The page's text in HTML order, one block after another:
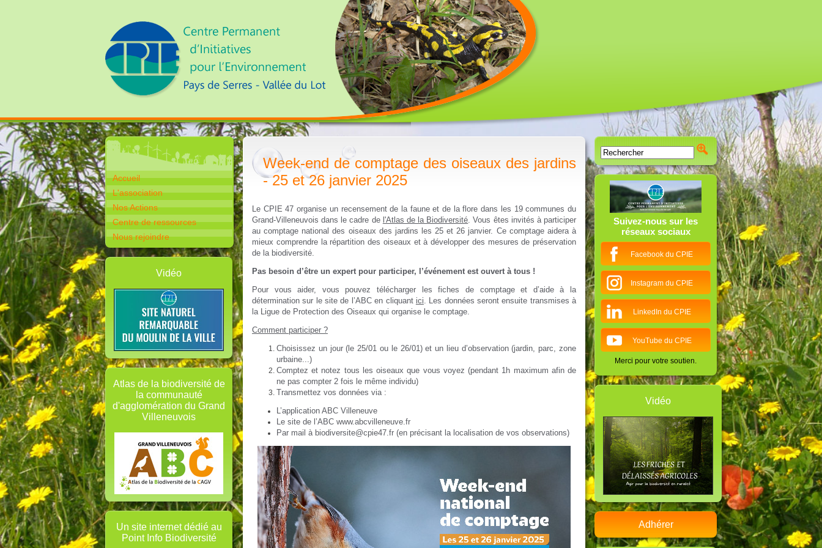
Accueil
L'association
Nos Actions
Centre de ressources
Nous rejoindre
Vidéo
Atlas de la biodiversité de
la communauté
d'agglomération du Grand
Villeneuvois
Un site internet dédié au
Point Info Biodiversité
Week-end de comptage des oiseaux des jardins
- 25 et 26 janvier 2025
Le CPIE 47 organise un recensement de la faune et de la flore dans les 19 communes du
Grand-Villeneuvois dans le cadre de l'Atlas de la Biodiversité. Vous êtes invités à participer
au comptage national des oiseaux des jardins les 25 et 26 janvier. Ce comptage aidera à
mieux comprendre la répartition des oiseaux et à développer des mesures de préservation
de la biodiversité.
Pas besoin d’être un expert pour participer, l’événement est ouvert à tous !
Pour vous aider, vous pouvez télécharger les fiches de comptage et d’aide à la
détermination sur le site de l’ABC en cliquant ici. Les données seront ensuite transmises à
la Ligue de Protection des Oiseaux qui organise le comptage.
Comment participer ?
Choisissez un jour (le 25/01 ou le 26/01) et un lieu d’observation (jardin, parc, zone
urbaine...)
Comptez et notez tous les oiseaux que vous voyez (pendant 1h maximum afin de
ne pas compter 2 fois le même individu)
Transmettez vos données via :
L’application ABC Villeneuve
Le site de l’ABC www.abcvilleneuve.fr
Par mail à biodiversite@cpie47.fr (en précisant la localisation de vos observations)
Suivez-nous sur les
réseaux sociaux
Facebook du CPIE
Instagram du CPIE
LinkedIn du CPIE
YouTube du CPIE
Merci pour votre soutien.
Vidéo
Adhérer